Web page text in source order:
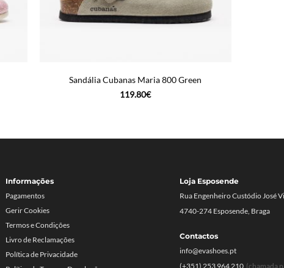
Sandália Cubanas Maria 800 Green
119.80€
Informações
Pagamentos
Gerir Cookies
Termos e Condições
Livro de Reclamações
Política de Privacidade
Loja Esposende
Rua Engenheiro Custódio José
4740-274 Esposende, Braga
Contactos
info@evashoes.pt
(+351) 253 964 210 (chamada